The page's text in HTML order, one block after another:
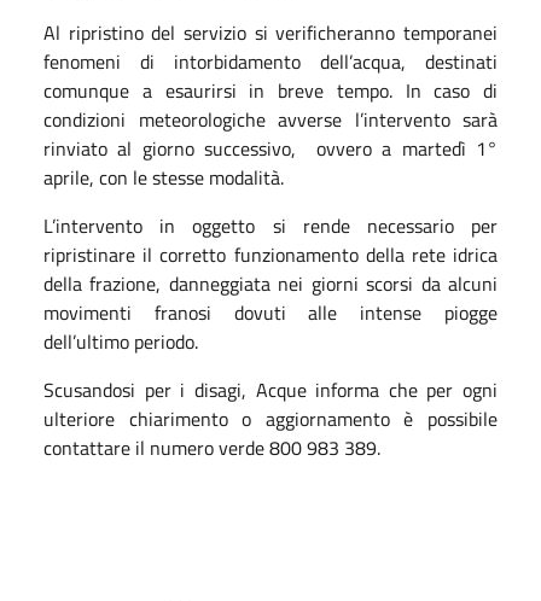
Al ripristino del servizio si verificheranno temporanei
fenomeni di intorbidamento dell’acqua, destinati
comunque a esaurirsi in breve tempo. In caso di
condizioni meteorologiche avverse l’intervento sarà
rinviato al giorno successivo, ovvero a martedì 1°
aprile, con le stesse modalità.
L’intervento in oggetto si rende necessario per
ripristinare il corretto funzionamento della rete idrica
della frazione, danneggiata nei giorni scorsi da alcuni
movimenti franosi dovuti alle intense piogge
dell’ultimo periodo.
Scusandosi per i disagi, Acque informa che per ogni
ulteriore chiarimento o aggiornamento è possibile
contattare il numero verde 800 983 389.